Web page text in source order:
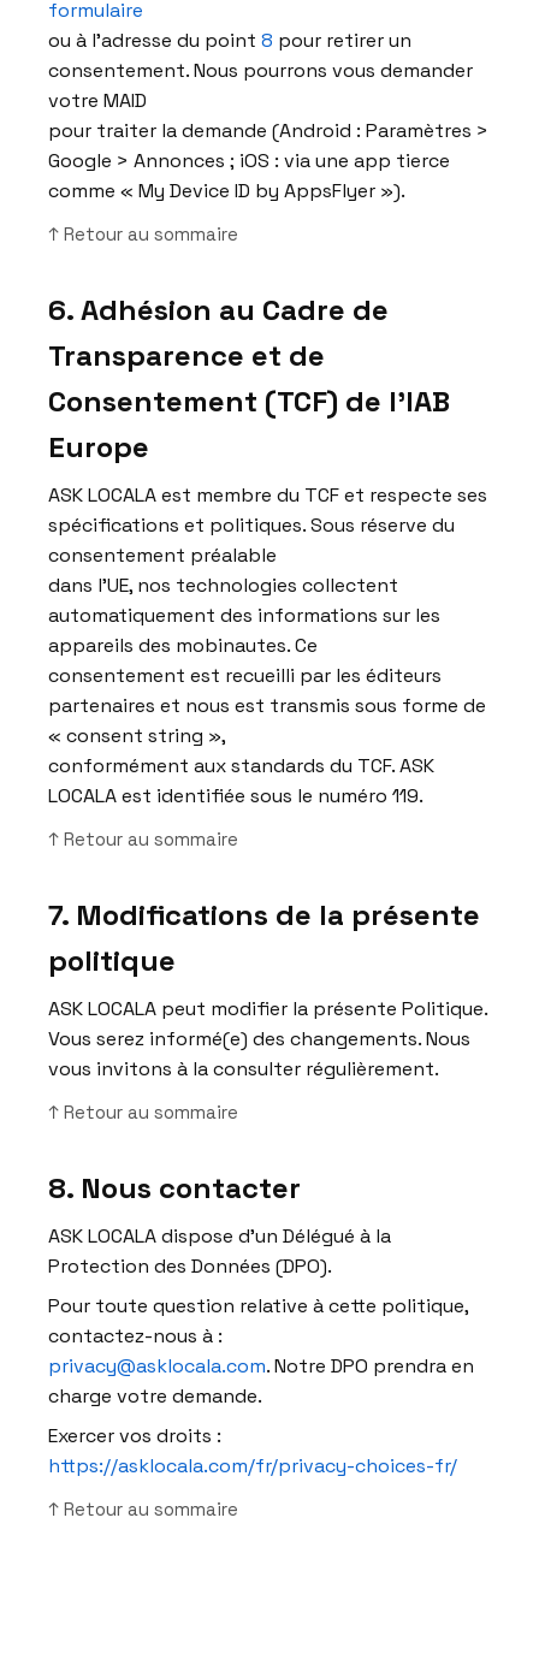
formulaire
ou à l’adresse du point 8 pour retirer un
consentement. Nous pourrons vous demander
votre MAID
pour traiter la demande (Android : Paramètres >
Google > Annonces ; iOS : via une app tierce
comme « My Device ID by AppsFlyer »).
↑ Retour au sommaire
6. Adhésion au Cadre de
Transparence et de
Consentement (TCF) de l’IAB
Europe
ASK LOCALA est membre du TCF et respecte ses
spécifications et politiques. Sous réserve du
consentement préalable
dans l’UE, nos technologies collectent
automatiquement des informations sur les
appareils des mobinautes. Ce
consentement est recueilli par les éditeurs
partenaires et nous est transmis sous forme de
« consent string »,
conformément aux standards du TCF. ASK
LOCALA est identifiée sous le numéro 119.
↑ Retour au sommaire
7. Modifications de la présente
politique
ASK LOCALA peut modifier la présente Politique.
Vous serez informé(e) des changements. Nous
vous invitons à la consulter régulièrement.
↑ Retour au sommaire
8. Nous contacter
ASK LOCALA dispose d’un Délégué à la
Protection des Données (DPO).
Pour toute question relative à cette politique,
contactez-nous à :
privacy@asklocala.com. Notre DPO prendra en
charge votre demande.
Exercer vos droits :
https://asklocala.com/fr/privacy-choices-fr/
↑ Retour au sommaire